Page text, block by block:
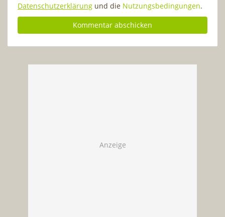
Datenschutzerklärung und die Nutzungsbedingungen.